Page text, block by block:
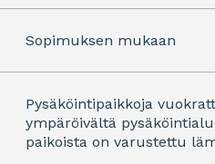
Sopimuksen mukaan
Pysäköintipaikkoja
ympäröivältä
paikoista on varustettu